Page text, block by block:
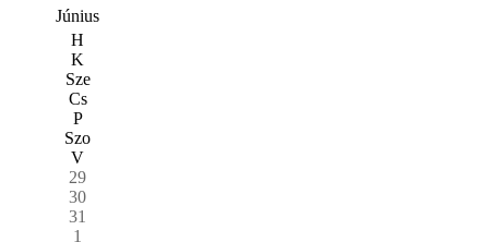
Június
H
K
Sze
Cs
P
Szo
V
29
30
31
1